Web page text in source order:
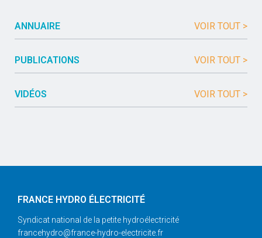
ANNUAIRE VOIR TOUT >
PUBLICATIONS VOIR TOUT >
VIDÉOS VOIR TOUT >
FRANCE HYDRO ÉLECTRICITÉ
Syndicat national de la petite hydroélectricité
francehydro@france-hydro-electricite.fr